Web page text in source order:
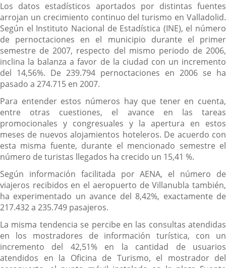
Los datos estadísticos aportados por distintas fuentes
arrojan un crecimiento continuo del turismo en Valladolid.
Según el Instituto Nacional de Estadística (INE), el número
de pernoctaciones en el municipio durante el primer
semestre de 2007, respecto del mismo periodo de 2006,
inclina la balanza a favor de la ciudad con un incremento
del 14,56%. De 239.794 pernoctaciones en 2006 se ha
pasado a 274.715 en 2007.
Para entender estos números hay que tener en cuenta,
entre otras cuestiones, el avance en las tareas
promocionales y congresuales y la apertura en estos
meses de nuevos alojamientos hoteleros. De acuerdo con
esta misma fuente, durante el mencionado semestre el
número de turistas llegados ha crecido un 15,41 %.
Según información facilitada por AENA, el número de
viajeros recibidos en el aeropuerto de Villanubla también,
ha experimentado un avance del 8,42%, exactamente de
217.432 a 235.749 pasajeros.
La misma tendencia se percibe en las consultas atendidas
en los mostradores de información turística, con un
incremento del 42,51% en la cantidad de usuarios
atendidos en la Oficina de Turismo, el mostrador del